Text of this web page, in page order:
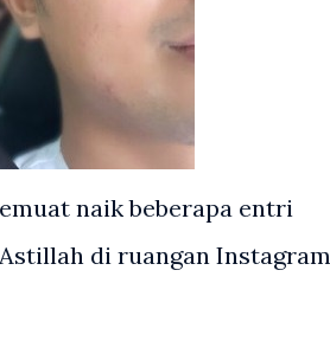
naik beberapa entri
di ruangan Instagram